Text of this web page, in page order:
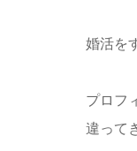
婚活を
プロフ
違って